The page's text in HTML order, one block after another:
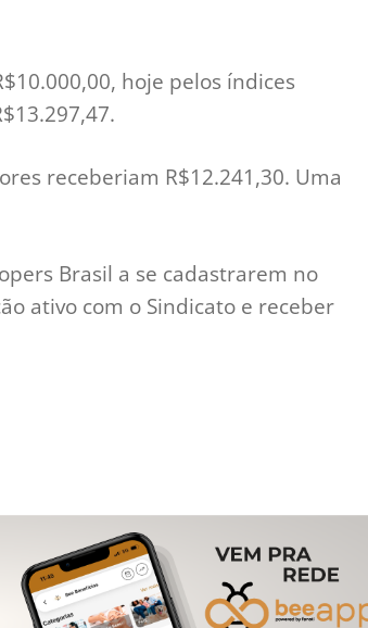
hoje pelos índices
receberiam R$12.241,30. Uma
Brasil a se cadastrarem no
ativo com o Sindicato e receber